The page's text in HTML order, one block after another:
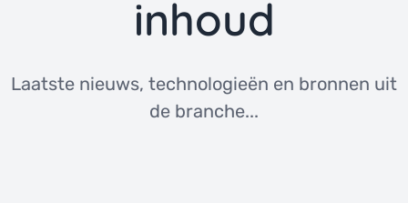
inhoud
Laatste nieuws, technologieën en bronnen uit
de branche...